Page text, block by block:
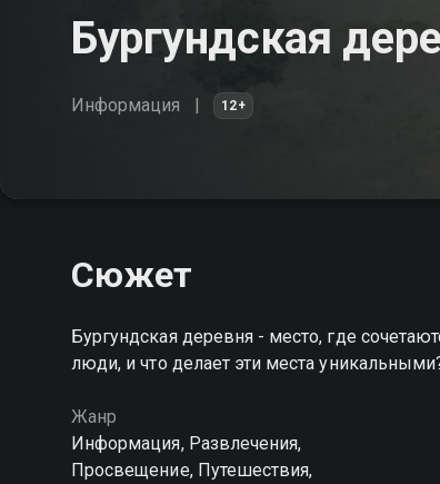
Бургундская
Информация 12+
Сюжет
Бургундская деревня - место, где
люди, и что делает эти места
Жанр
Информация, Развлечения,
Просвещение, Путешествия,